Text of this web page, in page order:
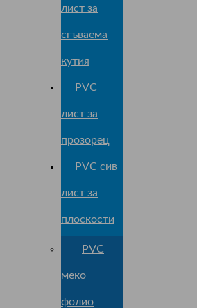
лист за
сгъваема
кутия
PVC
лист за
прозорец
PVC сив
лист за
плоскости
PVC
меко
фолио